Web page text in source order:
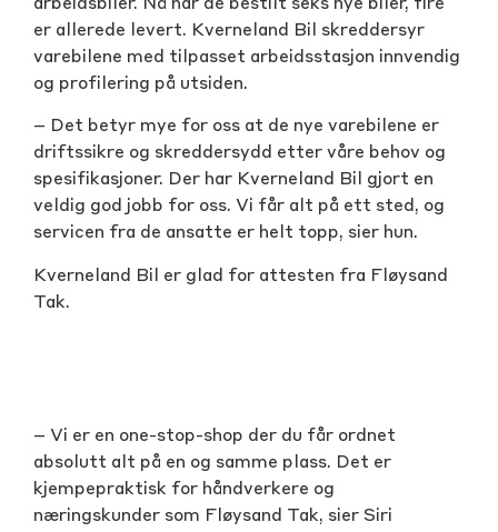
arbeidsbiler. Nå har de bestilt seks nye biler, fire
er allerede levert. Kverneland Bil skreddersyr
varebilene med tilpasset arbeidsstasjon innvendig
og profilering på utsiden.
– Det betyr mye for oss at de nye varebilene er
driftssikre og skreddersydd etter våre behov og
spesifikasjoner. Der har Kverneland Bil gjort en
veldig god jobb for oss. Vi får alt på ett sted, og
servicen fra de ansatte er helt topp, sier hun.
Kverneland Bil er glad for attesten fra Fløysand
Tak.
– Vi er en one-stop-shop der du får ordnet
absolutt alt på en og samme plass. Det er
kjempepraktisk for håndverkere og
næringskunder som Fløysand Tak, sier Siri